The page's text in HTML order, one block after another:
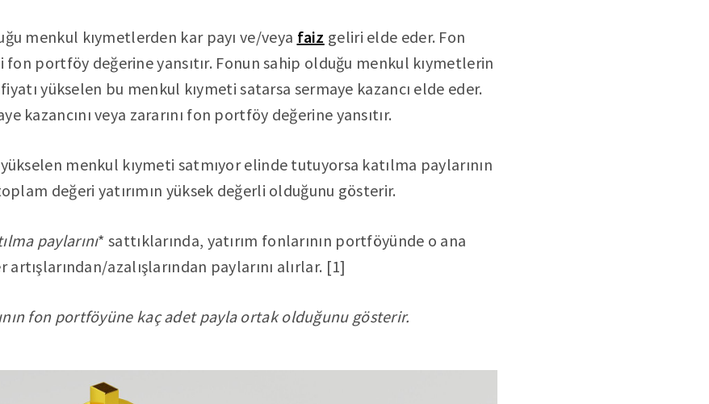
menkul kıymetlerden kar payı ve/veya faiz geliri elde eder. Fon
portföy değerine yansıtır. Fonun sahip olduğu menkul kıymetlerin
yükselen bu menkul kıymeti satarsa sermaye kazancı elde eder.
kazancını veya zararını fon portföy değerine yansıtır.
menkul kıymeti satmıyor elinde tutuyorsa katılma paylarının
değeri yatırımın yüksek değerli olduğunu gösterir.
paylarını* sattıklarında, yatırım fonlarının portföyünde o ana
azalışlarından paylarını alırlar. [1]
fon portföyüne kaç adet payla ortak olduğunu gösterir.